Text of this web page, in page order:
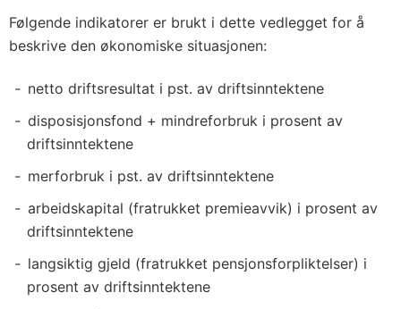
Følgende indikatorer er brukt i dette vedlegget for å
beskrive den økonomiske situasjonen:
netto driftsresultat i pst. av driftsinntektene
disposisjonsfond + mindreforbruk i prosent av
driftsinntektene
merforbruk i pst. av driftsinntektene
arbeidskapital (fratrukket premieavvik) i prosent av
driftsinntektene
langsiktig gjeld (fratrukket pensjonsforpliktelser) i
prosent av driftsinntektene